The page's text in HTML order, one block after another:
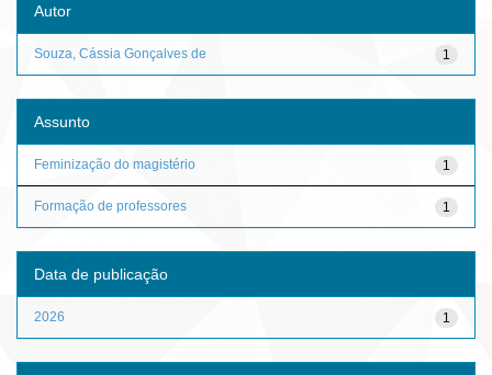
Autor
1
Souza, Cássia Gonçalves de
Assunto
1
Feminização do magistério
1
Formação de professores
Data de publicação
1
2026